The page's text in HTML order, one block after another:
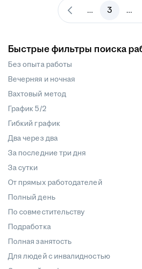
... 3 ...
Быстрые фильтры поиска
Без опыта работы
Вечерняя и ночная
Вахтовый метод
График 5/2
Гибкий график
Два через два
За последние три дня
За сутки
От прямых работодателей
Полный день
По совместительству
Подработка
Полная занятость
Для людей с инвалидностью